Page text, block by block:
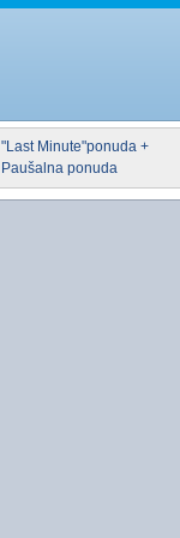
"Last Minute"ponuda +
Paušalna ponuda